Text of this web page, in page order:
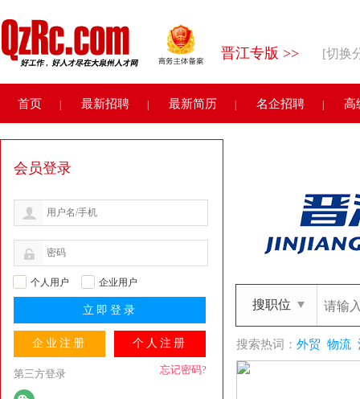
晋江专版 >> [切换
首页 最新招聘 最新简历 名企招聘 高
会员登录
个人用户 企业用户
企业注册 个人注册
第三方登录 忘记密码?
搜职位
搜索热词： 外贸 物流